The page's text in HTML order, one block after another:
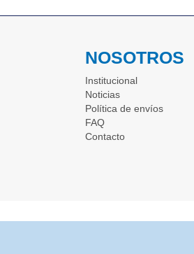
NOSOTROS
Institucional
Noticias
Política de envíos
FAQ
Contacto